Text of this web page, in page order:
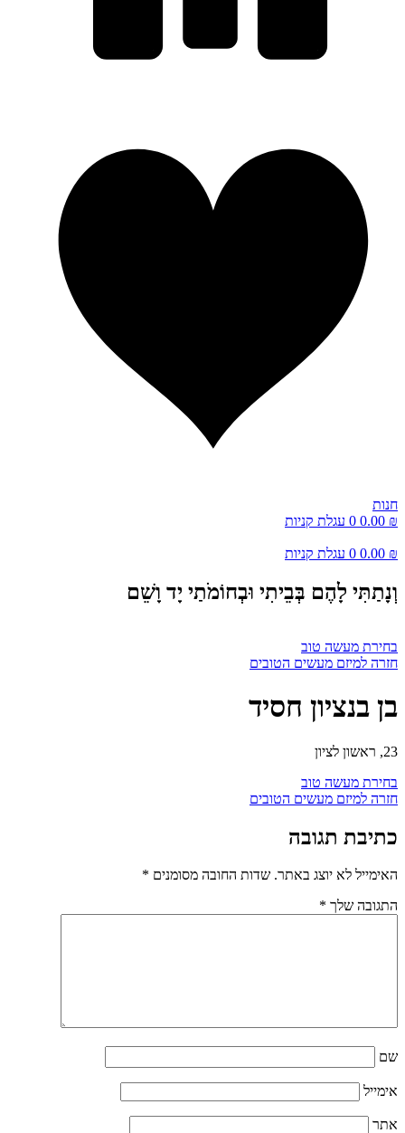
חנות
0.00 ₪
0 עגלת קניות
0.00 ₪
0 עגלת קניות
וְנָתַתִּי לָהֶם בְּבֵיתִי וּבְחוֹמֹתַי יָד וָשֵׁם
בחירת מעשה טוב
חזרה למיזם מעשים הטובים
בן בנציון חסיד
23, ראשון לציון
בחירת מעשה טוב
חזרה למיזם מעשים הטובים
כתיבת תגובה
האימייל לא יוצג באתר. שדות החובה מסומנים *
התגובה שלך *
שם
אימייל
אתר